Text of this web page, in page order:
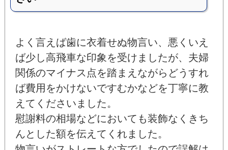
よく言えば歯に衣着せぬ物言い、悪くいえ
ば少し高飛車な印象を受けましたが、夫婦
関係のマイナス点を踏まえながらどうすれ
ば費用をかけないですむかなどを丁寧に教
えてくださいました。
慰謝料の相場などにおいても装飾なくきち
んとした額を伝えてくれました。